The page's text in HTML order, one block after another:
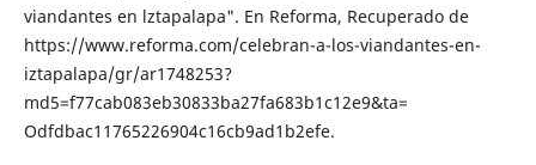
viandantes en lztapalapa". En Refor­ma, Recuperado de
https://www.reforma.com/celebran-a-los-viandantes-en-
iztapa­lapa/gr/ar1748253?
md5=f77cab083eb30833ba27fa683b1c12e9&ta=
Odfdbac11765226904c16cb9ad1b2efe.